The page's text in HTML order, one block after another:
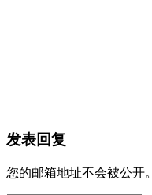
发表回复
您的邮箱地址不会被公开。